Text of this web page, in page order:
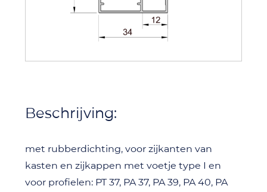
Beschrijving:
met rubberdichting, voor zijkanten van
kasten en zijkappen met voetje type I en
voor profielen: PT 37, PA 37, PA 39, PA 40, PA